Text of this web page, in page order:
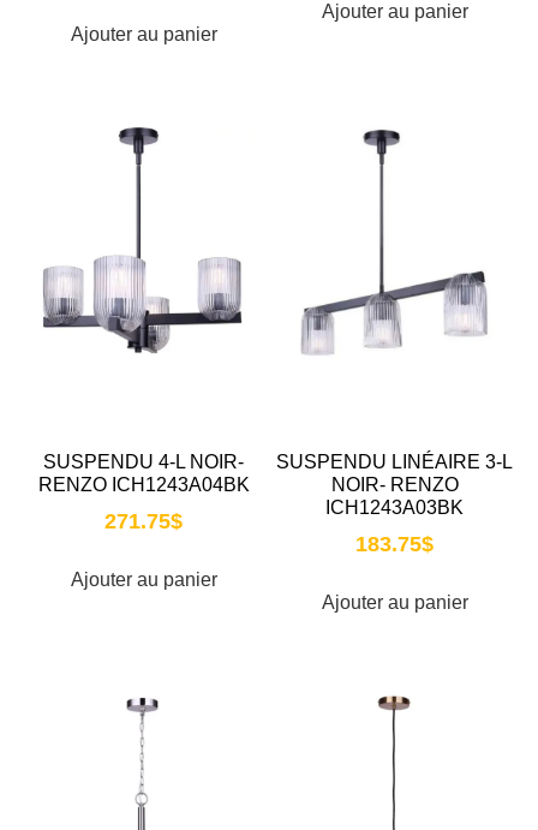
Ajouter au panier
Ajouter au panier
SUSPENDU 4-L NOIR-
RENZO ICH1243A04BK
271.75$
Ajouter au panier
SUSPENDU LINÉAIRE 3-L
NOIR- RENZO
ICH1243A03BK
183.75$
Ajouter au panier